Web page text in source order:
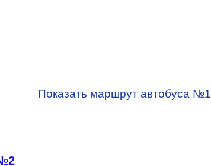
Показать маршрут автобуса №1